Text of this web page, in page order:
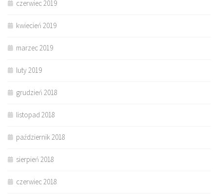
czerwiec 2019
kwiecień 2019
marzec 2019
luty 2019
grudzień 2018
listopad 2018
październik 2018
sierpień 2018
czerwiec 2018